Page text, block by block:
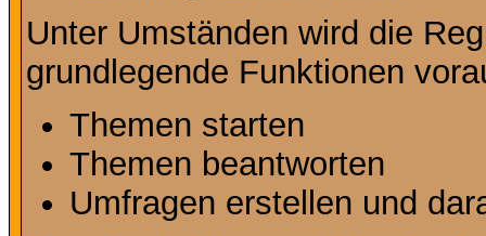
Unter Umständen wird die
grundlegende Funktionen
Themen starten
Themen beantworten
Umfragen erstellen und